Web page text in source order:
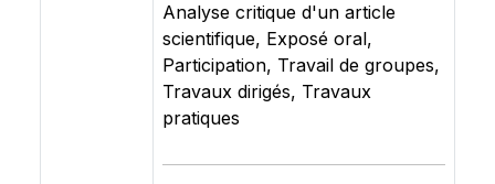
Analyse critique d'un article
scientifique, Exposé oral,
Participation, Travail de groupes,
Travaux dirigés, Travaux
pratiques